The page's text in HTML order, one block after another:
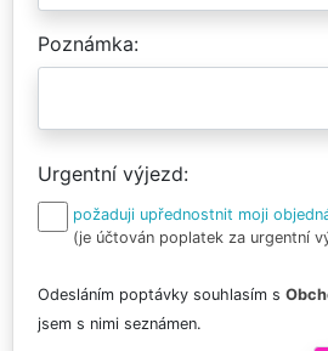
Poznámka
Urgentní výjezd
požaduji upřednostnit moji
(je účtován poplatek za urgentní
Odesláním poptávky souhlasím s
jsem s nimi seznámen.